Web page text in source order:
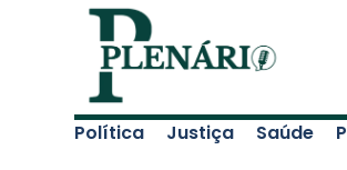
Política Justiça Saúde